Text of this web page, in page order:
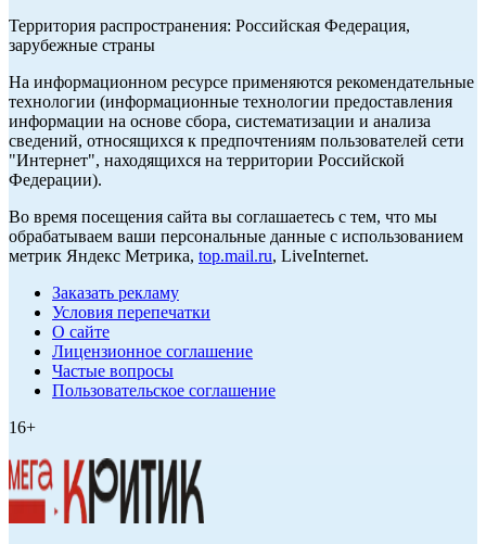
Территория распространения: Российская Федерация,
зарубежные страны
На информационном ресурсе применяются рекомендательные
технологии (информационные технологии предоставления
информации на основе сбора, систематизации и анализа
сведений, относящихся к предпочтениям пользователей сети
"Интернет", находящихся на территории Российской
Федерации).
Во время посещения сайта вы соглашаетесь с тем, что мы
обрабатываем ваши персональные данные с использованием
метрик Яндекс Метрика, top.mail.ru, LiveInternet.
Заказать рекламу
Условия перепечатки
О сайте
Лицензионное соглашение
Частые вопросы
Пользовательское соглашение
16+